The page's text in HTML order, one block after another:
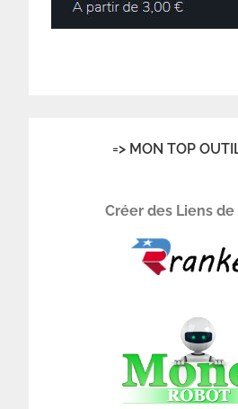
=> MON TOP
Créer des Liens